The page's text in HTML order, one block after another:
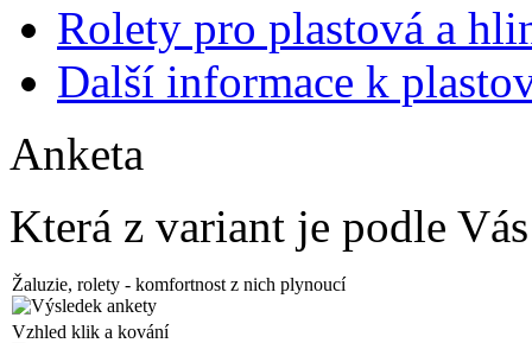
Rolety pro plastová a
Další informace k
Anketa
Která z variant je podle
Žaluzie, rolety - komfortnost z nich plynoucí
Vzhled klik a kování